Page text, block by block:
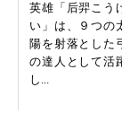
英雄「后羿こう
い」は、９つの
陽を射落とした
の達人として活
し...